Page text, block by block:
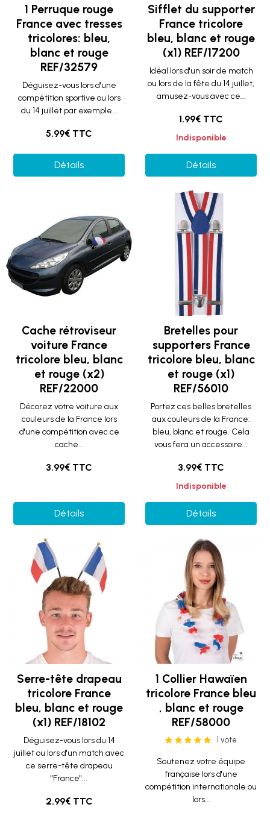
1 Perruque rouge
France avec tresses
tricolores: bleu,
blanc et rouge
REF/32579
Déguisez-vous lors d'une
compétition sportive ou lors
du 14 juillet par exemple...
5.99€ TTC
Détails
Sifflet du supporter
France tricolore
bleu, blanc et rouge
(x1) REF/17200
Idéal lors d'un soir de match
ou lors de la fête du 14 juillet,
amusez-vous avec ce...
1.99€ TTC
Indisponible
Détails
Cache rétroviseur
voiture France
tricolore bleu, blanc
et rouge (x2)
REF/22000
Décorez votre voiture aux
couleurs de la France lors
d'une compétition avec ce
cache...
3.99€ TTC
Détails
Bretelles pour
supporters France
tricolore bleu, blanc
et rouge (x1)
REF/56010
Portez ces belles bretelles
aux couleurs de la France:
bleu, blanc et rouge. Cela
vous fera un accessoire...
3.99€ TTC
Indisponible
Détails
Serre-tête drapeau
tricolore France
bleu, blanc et rouge
(x1) REF/18102
Déguisez-vous lors du 14
juillet ou lors d'un match avec
ce serre-tête drapeau
"France"...
2.99€ TTC
1 Collier Hawaïen
tricolore France bleu
, blanc et rouge
REF/58000
1 vote.
Soutenez votre équipe
française lors d'une
compétition internationale ou
lors...